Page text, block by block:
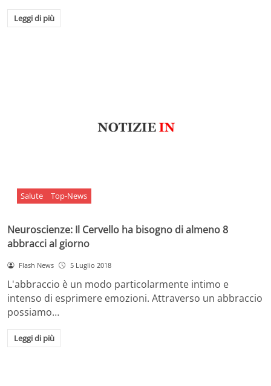
Leggi di più
Salute Top-News
Neuroscienze: Il Cervello ha bisogno di almeno 8
abbracci al giorno
Flash News 5 Luglio 2018
L'abbraccio è un modo particolarmente intimo e
intenso di esprimere emozioni. Attraverso un abbraccio
possiamo…
Leggi di più